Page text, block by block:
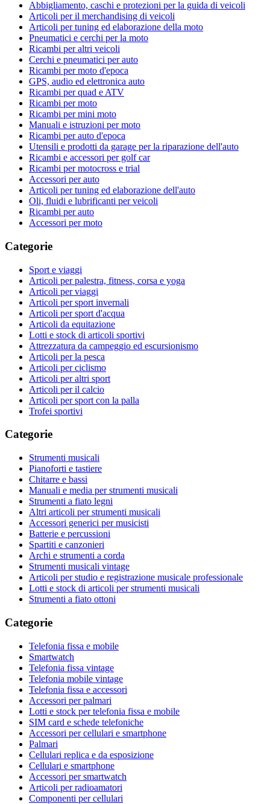
Abbigliamento, caschi e protezioni per la guida di veicoli
Articoli per il merchandising di veicoli
Articoli per tuning ed elaborazione della moto
Pneumatici e cerchi per la moto
Ricambi per altri veicoli
Cerchi e pneumatici per auto
Ricambi per moto d'epoca
GPS, audio ed elettronica auto
Ricambi per quad e ATV
Ricambi per moto
Ricambi per mini moto
Manuali e istruzioni per moto
Ricambi per auto d'epoca
Utensili e prodotti da garage per la riparazione dell'auto
Ricambi e accessori per golf car
Ricambi per motocross e trial
Accessori per auto
Articoli per tuning ed elaborazione dell'auto
Oli, fluidi e lubrificanti per veicoli
Ricambi per auto
Accessori per moto
Categorie
Sport e viaggi
Articoli per palestra, fitness, corsa e yoga
Articoli per viaggi
Articoli per sport invernali
Articoli per sport d'acqua
Articoli da equitazione
Lotti e stock di articoli sportivi
Attrezzatura da campeggio ed escursionismo
Articoli per la pesca
Articoli per ciclismo
Articoli per altri sport
Articoli per il calcio
Articoli per sport con la palla
Trofei sportivi
Categorie
Strumenti musicali
Pianoforti e tastiere
Chitarre e bassi
Manuali e media per strumenti musicali
Strumenti a fiato legni
Altri articoli per strumenti musicali
Accessori generici per musicisti
Batterie e percussioni
Spartiti e canzonieri
Archi e strumenti a corda
Strumenti musicali vintage
Articoli per studio e registrazione musicale professionale
Lotti e stock di articoli per strumenti musicali
Strumenti a fiato ottoni
Categorie
Telefonia fissa e mobile
Smartwatch
Telefonia fissa vintage
Telefonia mobile vintage
Telefonia fissa e accessori
Accessori per palmari
Lotti e stock per telefonia fissa e mobile
SIM card e schede telefoniche
Accessori per cellulari e smartphone
Palmari
Cellulari replica e da esposizione
Cellulari e smartphone
Accessori per smartwatch
Articoli per radioamatori
Componenti per cellulari